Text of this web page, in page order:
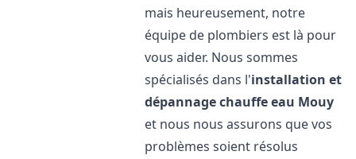
mais heureusement, notre
équipe de plombiers est là pour
vous aider. Nous sommes
spécialisés dans l'installation et
dépannage chauffe eau Mouy
et nous nous assurons que vos
problèmes soient résolus